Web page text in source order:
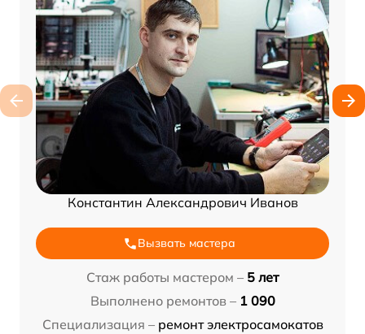
Константин Александрович Иванов
Вызвать мастера
Стаж работы мастером – 5 лет
Выполнено ремонтов – 1 090
Специализация – ремонт электросамокатов